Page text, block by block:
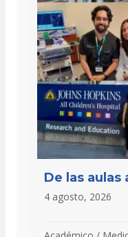
De las aulas
4 agosto, 2026